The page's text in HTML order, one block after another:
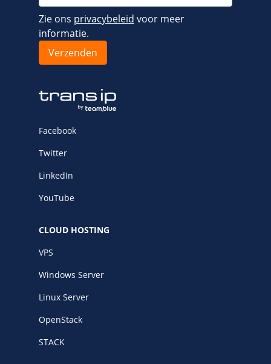
Zie ons privacybeleid voor meer
informatie.
Facebook
Twitter
LinkedIn
YouTube
CLOUD HOSTING
VPS
Windows Server
Linux Server
OpenStack
STACK